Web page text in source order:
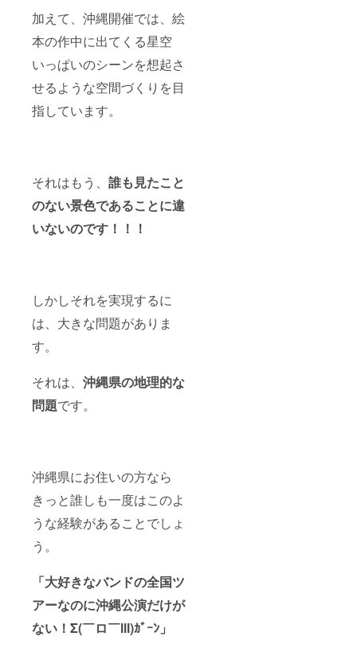
加えて、沖縄開催では、絵
本の作中に出てくる星空
いっぱいのシーンを想起さ
せるような空間づくりを目
指しています。
それはもう、 誰も見たこと
のない景色であることに違
いないのです！！！
しかしそれを実現するに
は、大きな問題がありま
す。
それは、 沖縄県の地理的な
問題です。
沖縄県にお住いの方なら
きっと誰しも一度はこのよ
うな経験があることでしょ
う。
「大好きなバンドの全国ツ
アーなのに沖縄公演だけが
ない！Σ(￣ロ￣lll)ｶﾞｰﾝ」